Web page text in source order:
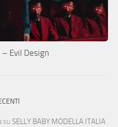
– Evil Design
su SELLY BABY MODELLA ITALIA